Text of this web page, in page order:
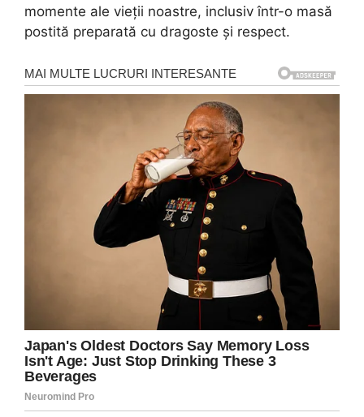
momente ale vieții noastre, inclusiv într-o masă
postită preparată cu dragoste și respect.